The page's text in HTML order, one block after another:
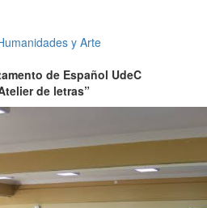
y Arte
de Español UdeC
de letras”